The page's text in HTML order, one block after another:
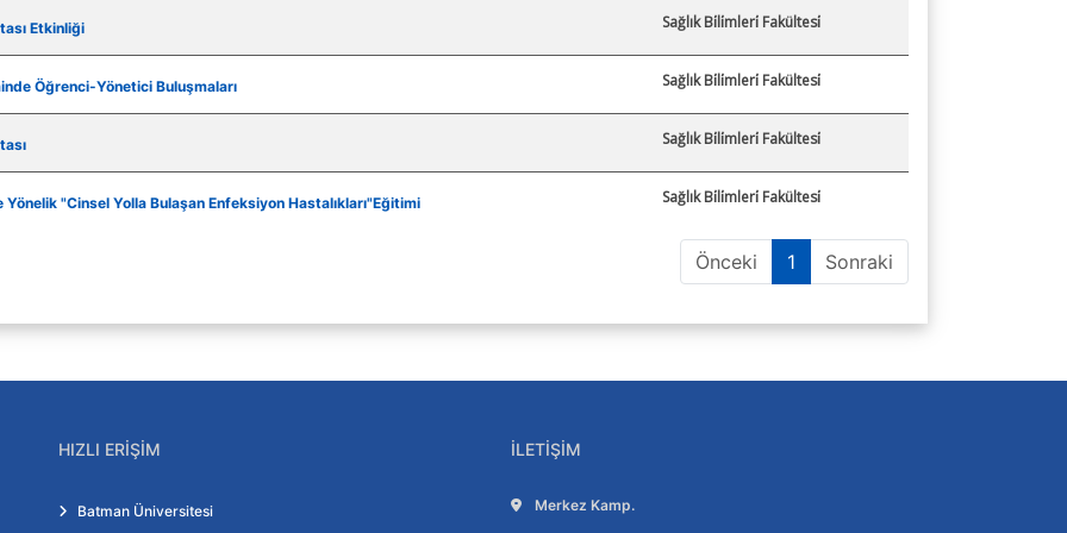
İçeriği
Kalite Politikası
Etkinliği Sağlık Bi̇li̇mleri̇ Fakültesi̇
Öğrenci-Yönetici Buluşmaları Sağlık Bi̇li̇mleri̇ Fakültesi̇
Sağlık Bi̇li̇mleri̇ Fakültesi̇
Yönelik "Cinsel Yolla Bulaşan Enfeksiyon Hastalıkları"Eğitimi Sağlık Bi̇li̇mleri̇ Fakültesi̇
Önceki 1 Sonraki
HIZLI ERIŞIM
Batman Üniversitesi
İLETIŞIM
Adres:
Merkez Kamp.